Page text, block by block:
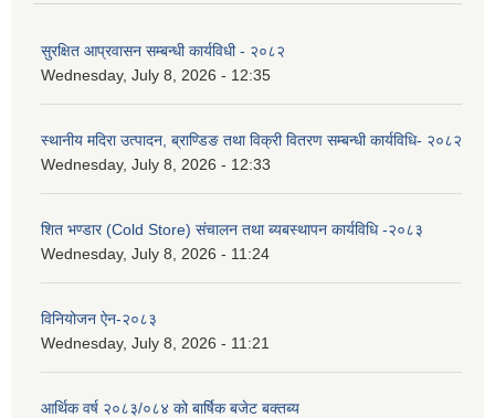
सुरक्षित आप्रवासन सम्बन्धी कार्यविधी - २०८२
Wednesday, July 8, 2026 - 12:35
स्थानीय मदिरा उत्पादन, ब्राण्डिङ तथा विक्री वितरण सम्बन्धी कार्यविधि- २०८२
Wednesday, July 8, 2026 - 12:33
शित भण्डार (Cold Store) संचालन तथा ब्यबस्थापन कार्यविधि -२०८३
Wednesday, July 8, 2026 - 11:24
विनियोजन ऐन-२०८३
Wednesday, July 8, 2026 - 11:21
आर्थिक वर्ष २०८३/०८४ को बार्षिक बजेट बक्तब्य